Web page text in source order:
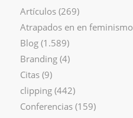
Artículos(269)
Atrapados en en feminismo
Blog(1.589)
Branding(4)
Citas(9)
clipping(442)
Conferencias(159)